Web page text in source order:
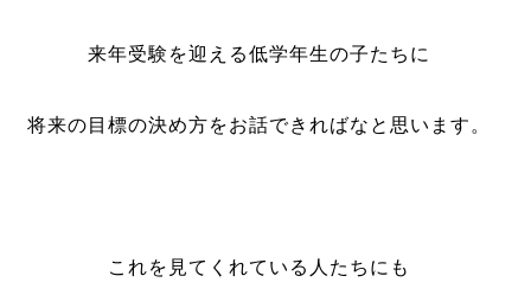
来年受験を迎える低学年生の子たちに
将来の目標の決め方をお話できればなと思います。
これを見てくれている人たちにも